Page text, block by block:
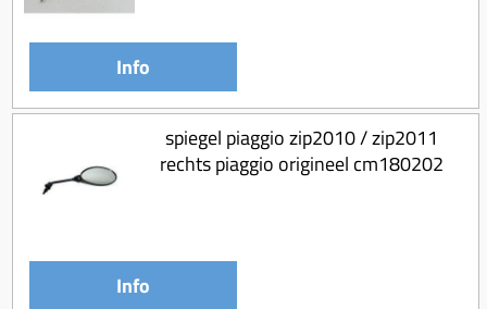
Info
spiegel piaggio zip2010 / zip2011
rechts piaggio origineel cm180202
Info